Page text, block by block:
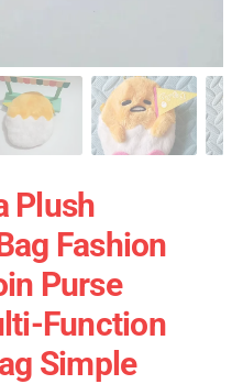
Plush
Fashion
Purse
Function
Simple